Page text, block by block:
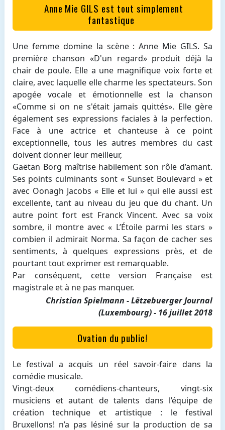
Anne Mie GILS est tout simplement
fantastique
Une femme domine la scène : Anne Mie GILS. Sa
première chanson «D'un regard» produit déjà la
chair de poule. Elle a une magnifique voix forte et
claire, avec laquelle elle charme les spectateurs. Son
apogée vocale et émotionnelle est la chanson
«Comme si on ne s'était jamais quittés». Elle gère
également ses expressions faciales à la perfection.
Face à une actrice et chanteuse à ce point
exceptionnelle, tous les autres membres du cast
doivent donner leur meilleur,
Gaëtan Borg maîtrise habilement son rôle d’amant.
Ses points culminants sont « Sunset Boulevard » et
avec Oonagh Jacobs « Elle et lui » qui elle aussi est
excellente, tant au niveau du jeu que du chant. Un
autre point fort est Franck Vincent. Avec sa voix
sombre, il montre avec « L’Étoile parmi les stars »
combien il admirait Norma. Sa façon de cacher ses
sentiments, à quelques expressions près, et de
pourtant tout exprimer est remarquable.
Par conséquent, cette version Française est
magistrale et à ne pas manquer.
Christian Spielmann - Lëtzebuerger Journal
(Luxembourg) - 16 juillet 2018
Ovation du public!
Le festival a acquis un réel savoir-faire dans la
comédie musicale.
Vingt-deux comédiens-chanteurs, vingt-six
musiciens et autant de talents dans l’équipe de
création technique et artistique : le festival
Bruxellons! n’a pas lésiné sur la production de sa